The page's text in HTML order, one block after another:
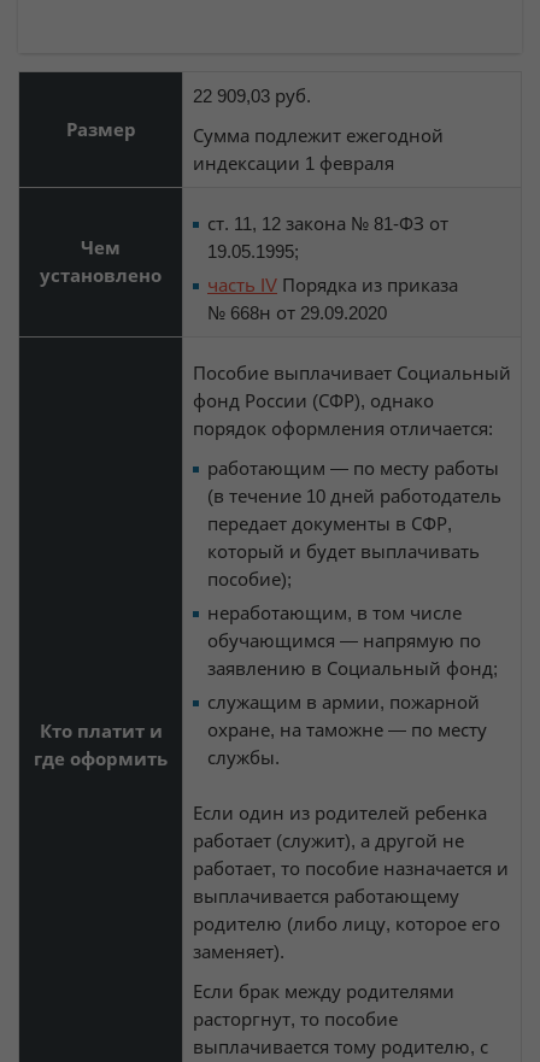
Размер
22 909,03 руб.
Сумма подлежит ежегодной
индексации 1 февраля
Чем
установлено
ст. 11, 12 закона № 81-ФЗ от
19.05.1995;
часть IV Порядка из приказа
№ 668н от 29.09.2020
Кто платит и
где оформить
Пособие выплачивает Социальный
фонд России (СФР), однако
порядок оформления отличается:
работающим — по месту работы
(в течение 10 дней работодатель
передает документы в СФР,
который и будет выплачивать
пособие);
неработающим, в том числе
обучающимся — напрямую по
заявлению в Социальный фонд;
служащим в армии, пожарной
охране, на таможне — по месту
службы.
Если один из родителей ребенка
работает (служит), а другой не
работает, то пособие назначается и
выплачивается работающему
родителю (либо лицу, которое его
заменяет).
Если брак между родителями
расторгнут, то пособие
выплачивается тому родителю, с